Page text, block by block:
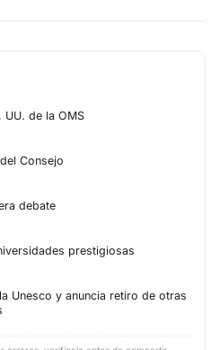
UU. de la OMS
Consejo
debate
prestigiosas
Unesco y anuncia retiro de otras